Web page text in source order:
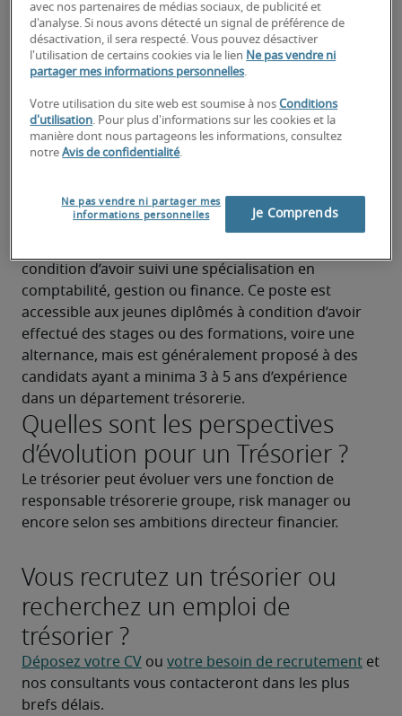
Bon esprit d’analyse et de synthèse
La maîtrise de l’anglais est fortement conseillée
Bonne aisance relationnelle
Quelles formations pour devenir
Trésorier ?
Un trésorier a généralement effectué un parcours
finance/trésorerie ou bien un parcours en école de
condition d’avoir suivi une spécialisation en
comptabilité, gestion ou finance. Ce poste est
accessible aux jeunes diplômés à condition d’avoir
effectué des stages ou des formations, voire une
alternance, mais est généralement proposé à des
candidats ayant a minima 3 à 5 ans d’expérience
dans un département trésorerie.
Quelles sont les perspectives
d’évolution pour un Trésorier ?
Le trésorier peut évoluer vers une fonction de
responsable trésorerie groupe, risk manager ou
encore selon ses ambitions directeur financier.
Vous recrutez un trésorier ou
recherchez un emploi de
trésorier ?
Déposez votre CV ou votre besoin de recrutement et
nos consultants vous contacteront dans les plus
brefs délais.
avec nos partenaires de médias sociaux, de publicité et
d'analyse. Si nous avons détecté un signal de préférence de
désactivation, il sera respecté. Vous pouvez désactiver
l'utilisation de certains cookies via le lien Ne pas vendre ni
partager mes informations personnelles.
Votre utilisation du site web est soumise à nosConditions
d'utilisation. Pour plus d'informations sur les cookies et la
manière dont nous partageons les informations, consultez
notreAvis de confidentialité.
Ne pas vendre ni partager mes
informations personnelles
Je Comprends